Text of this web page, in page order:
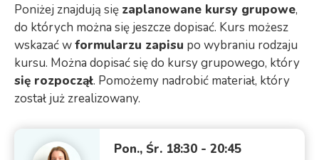
Poniżej znajdują się zaplanowane kursy grupowe,
do których można się jeszcze dopisać. Kurs możesz
wskazać wformularzu zapisu po wybraniu rodzaju
kursu. Można dopisać się do kursy grupowego, który
się rozpoczął. Pomożemy nadrobić materiał, który
został już zrealizowany.
Pon., Śr. 18:30 - 20:45